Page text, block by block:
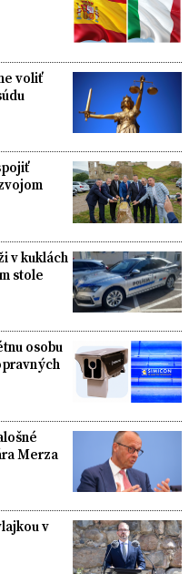
voliť
v kuklách
stole
osobu
Merza
v